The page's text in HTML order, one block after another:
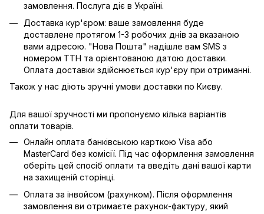
замовлення. Послуга діє в Україні.
Доставка кур'єром: ваше замовлення буде
доставлене протягом 1-3 робочих днів за вказаною
вами адресою. "Нова Пошта" надішле вам SMS з
номером ТТН та орієнтованою датою доставки.
Оплата доставки здійснюється кур'єру при отриманні.
Також у нас діють зручні умови доставки по Києву.
Для вашої зручності ми пропонуємо кілька варіантів
оплати товарів.
Онлайн оплата банківською карткою Visa або
MasterCard без комісії. Під час оформлення замовлення
оберіть цей спосіб оплати та введіть дані вашої карти
на захищеній сторінці.
Оплата за інвойсом (рахунком). Після оформлення
замовлення ви отримаєте рахунок-фактуру, який